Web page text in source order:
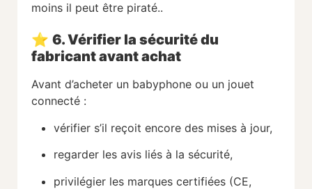
moins il peut être piraté..
⭐ 6. Vérifier la sécurité du
fabricant avant achat
Avant d’acheter un babyphone ou un jouet
connecté :
vérifier s’il reçoit encore des mises à jour,
regarder les avis liés à la sécurité,
privilégier les marques certifiées (CE,